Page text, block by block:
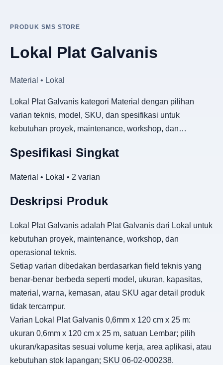
PRODUK SMS STORE
Lokal Plat Galvanis
Material • Lokal
Lokal Plat Galvanis kategori Material dengan pilihan
varian teknis, model, SKU, dan spesifikasi untuk
kebutuhan proyek, maintenance, workshop, dan…
Spesifikasi Singkat
Material • Lokal • 2 varian
Deskripsi Produk
Lokal Plat Galvanis adalah Plat Galvanis dari Lokal untuk
kebutuhan proyek, maintenance, workshop, dan
operasional teknis.
Setiap varian dibedakan berdasarkan field teknis yang
benar-benar berbeda seperti model, ukuran, kapasitas,
material, warna, kemasan, atau SKU agar detail produk
tidak tercampur.
Varian Lokal Plat Galvanis 0,6mm x 120 cm x 25 m:
ukuran 0,6mm x 120 cm x 25 m, satuan Lembar; pilih
ukuran/kapasitas sesuai volume kerja, area aplikasi, atau
kebutuhan stok lapangan; SKU 06-02-000238.